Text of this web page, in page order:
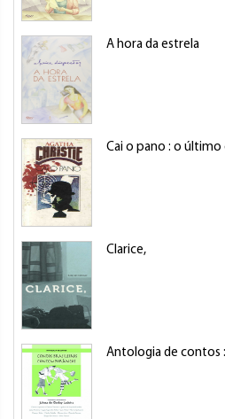
A hora da estrela
Cai o pano : o último
Clarice,
Antologia de contos